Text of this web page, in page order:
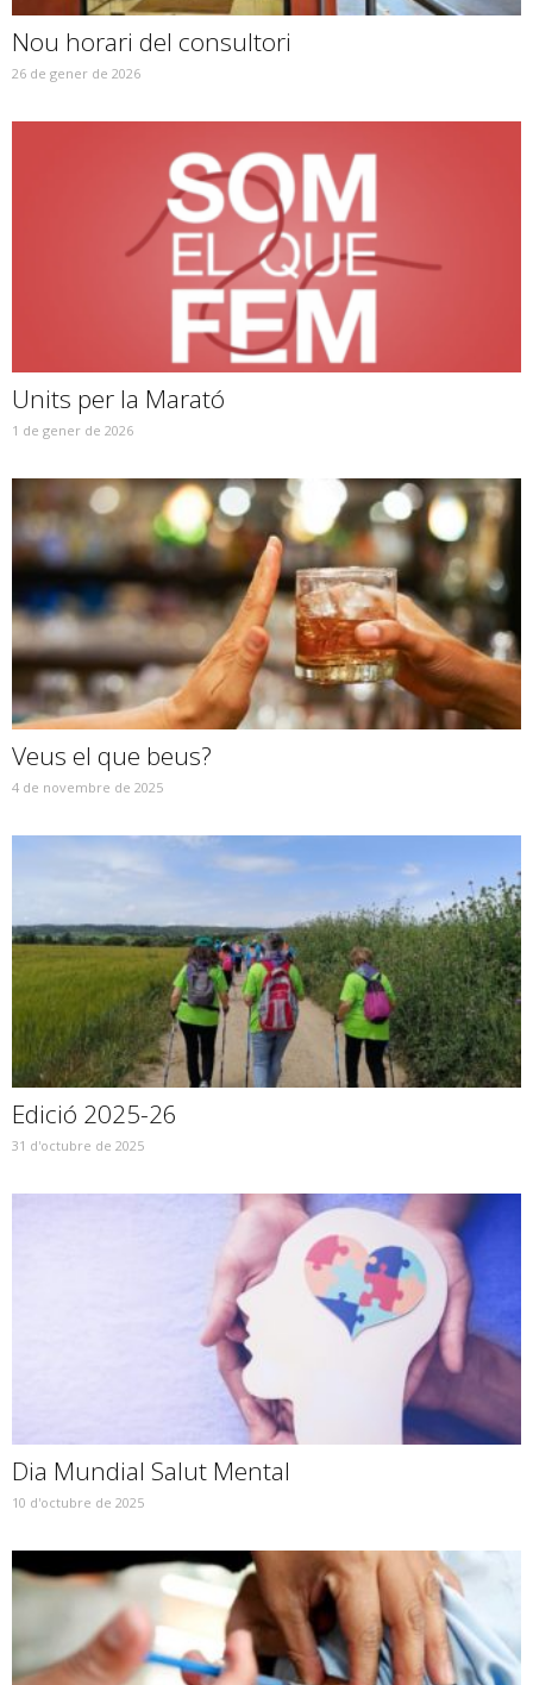
Nou horari del consultori
26 de gener de 2026
Units per la Marató
1 de gener de 2026
Veus el que beus?
4 de novembre de 2025
Edició 2025-26
31 d'octubre de 2025
Dia Mundial Salut Mental
10 d'octubre de 2025